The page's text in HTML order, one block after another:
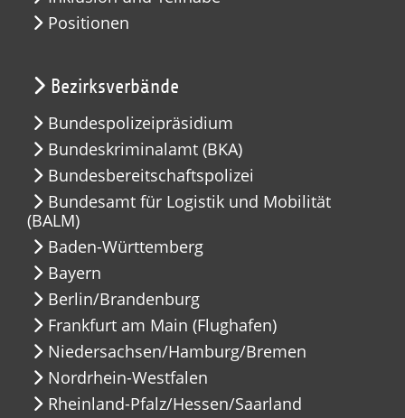
Positionen
Bezirksverbände
Bundespolizeipräsidium
Bundeskriminalamt (BKA)
Bundesbereitschaftspolizei
Bundesamt für Logistik und Mobilität
(BALM)
Baden-Württemberg
Bayern
Berlin/Brandenburg
Frankfurt am Main (Flughafen)
Niedersachsen/Hamburg/Bremen
Nordrhein-Westfalen
Rheinland-Pfalz/Hessen/Saarland